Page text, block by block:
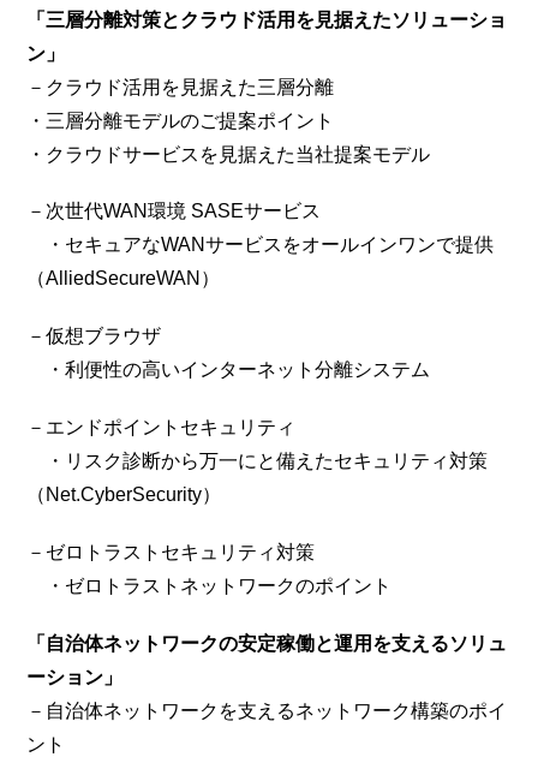
「三層分離対策とクラウド活用を見据えたソリューショ
ン」
－クラウド活用を見据えた三層分離
・三層分離モデルのご提案ポイント
・クラウドサービスを見据えた当社提案モデル
－次世代WAN環境 SASEサービス
・セキュアなWANサービスをオールインワンで提供
（AlliedSecureWAN）
－仮想ブラウザ
・利便性の高いインターネット分離システム
－エンドポイントセキュリティ
・リスク診断から万一にと備えたセキュリティ対策
（Net.CyberSecurity）
－ゼロトラストセキュリティ対策
・ゼロトラストネットワークのポイント
「自治体ネットワークの安定稼働と運用を支えるソリュ
ーション」
－自治体ネットワークを支えるネットワーク構築のポイ
ント